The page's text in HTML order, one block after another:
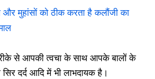
और मुहांसों को ठीक करता है कलौंजी का
से आपकी त्वचा के साथ आपके बालों के
दर्द आदि में भी लाभदायक है।